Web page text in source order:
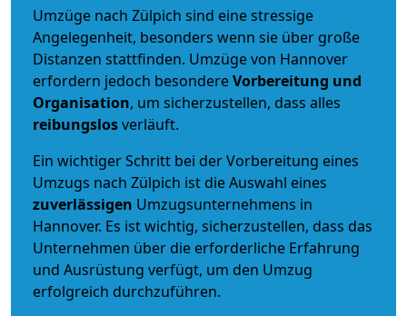
Umzüge nach Zülpich sind eine stressige
Angelegenheit, besonders wenn sie über große
Distanzen stattfinden. Umzüge von Hannover
erfordern jedoch besondereVorbereitung und
Organisation, um sicherzustellen, dass alles
reibungslosverläuft.
Ein wichtiger Schritt bei der Vorbereitung eines
Umzugs nach Zülpich ist die Auswahl eines
zuverlässigen Umzugsunternehmens in
Hannover. Es ist wichtig, sicherzustellen, dass das
Unternehmen über die erforderliche Erfahrung
und Ausrüstung verfügt, um den Umzug
erfolgreich durchzuführen.